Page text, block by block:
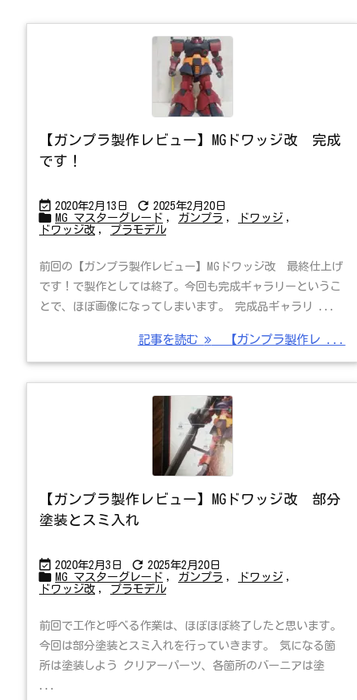
【ガンプラ製作レビュー】MGドワッジ改 完成
です！
 2020年2月13日  2025年2月20日
 MG マスターグレード , ガンプラ , ドワッジ ,
ドワッジ改 , プラモデル
前回の【ガンプラ製作レビュー】MGドワッジ改 最終仕上げ
です！で製作としては終了。今回も完成ギャラリーというこ
とで、ほぼ画像になってしまいます。 完成品ギャラリ ...
記事を読む 【ガンプラ製作レ ...
【ガンプラ製作レビュー】MGドワッジ改 部分
塗装とスミ入れ
 2020年2月3日  2025年2月20日
 MG マスターグレード , ガンプラ , ドワッジ ,
ドワッジ改 , プラモデル
前回で工作と呼べる作業は、ほぼほぼ終了したと思います。
今回は部分塗装とスミ入れを行っていきます。 気になる箇
所は塗装しよう クリアーパーツ、各箇所のバーニアは塗
...